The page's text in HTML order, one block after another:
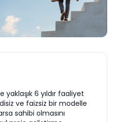
yaklaşık 6 yıldır faaliyet
ve faizsiz bir modelle
sahibi olmasını